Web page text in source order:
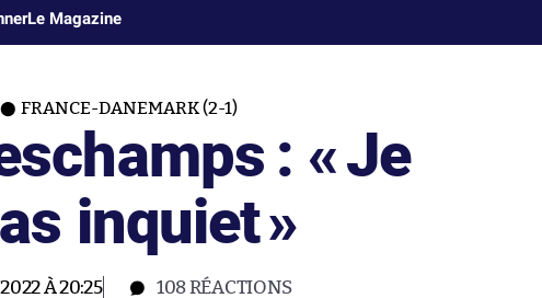
Le Magazine
FRANCE-DANEMARK (2-1)
: «Je
inquiet»
À 20:25 108RÉACTIONS